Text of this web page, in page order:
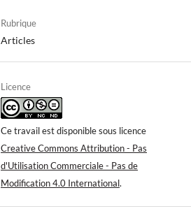
Rubrique
Articles
Licence
Ce travail est disponible sous licence
Creative Commons Attribution - Pas
d'Utilisation Commerciale - Pas de
Modification 4.0 International.